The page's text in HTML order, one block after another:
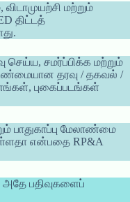
மற்றும்
திட்டத்
செய்ய, சமர்ப்பிக்க மற்றும்
தரவு / தகவல் /
புகைப்படங்கள்
பாதுகாப்பு மேலாண்மை
என்பதை RP&A
அதே பதிவுகளைப்